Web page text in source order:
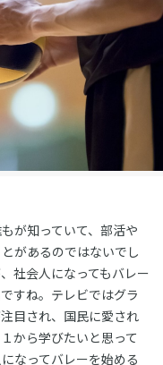
が知っていて、部活や
があるのではないでし
社会人になってもバレー
すね。テレビではグラ
目され、国民に愛され
から学びたいと思って
なってバレーを始める